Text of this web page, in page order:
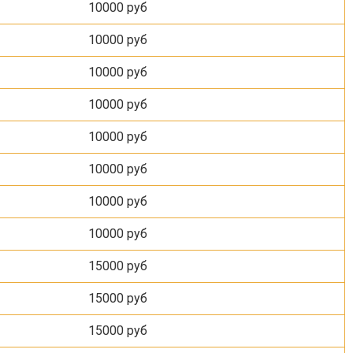
10000 руб
10000 руб
10000 руб
10000 руб
10000 руб
10000 руб
10000 руб
10000 руб
15000 руб
15000 руб
15000 руб